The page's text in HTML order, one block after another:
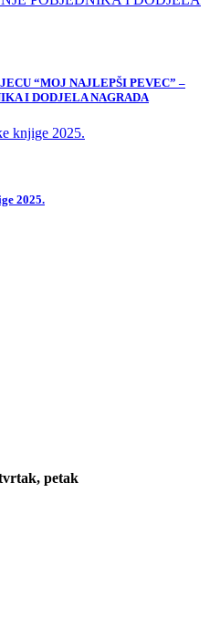
“MOJ NAJLEPŠI PEVEC” –
I DODJELA NAGRADA
2025.
petak